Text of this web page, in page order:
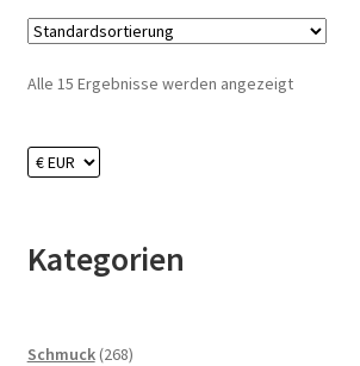
Alle 15 Ergebnisse werden angezeigt
Kategorien
Schmuck 268268